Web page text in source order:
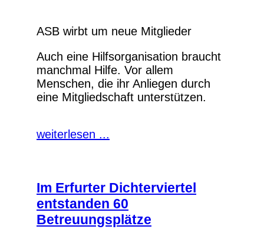
ASB wirbt um neue Mitglieder
Auch eine Hilfsorganisation braucht
manchmal Hilfe. Vor allem
Menschen, die ihr Anliegen durch
eine Mitgliedschaft unterstützen.
weiterlesen ...
Im Erfurter Dichterviertel
entstanden 60
Betreuungsplätze